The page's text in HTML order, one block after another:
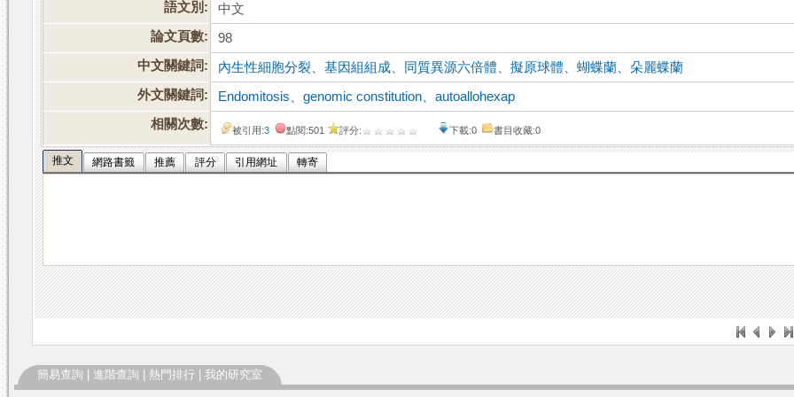
語文別:
中文
論文頁數:
98
中文關鍵詞:
內生性細胞分裂 、基因組組成 同質異源六倍體 、擬原球體 、蝴蝶蘭
朵麗蝶蘭
外文關鍵詞:
Endomitosis、genomic constitution、autoallohexap
相關次數:
被引用:3 點閱:501 評分: 下載:0 書目收藏:0
推文 網路書籤 推薦 評分 引用網址 轉寄
簡易查詢 進階查詢 熱門排行 我的研究室